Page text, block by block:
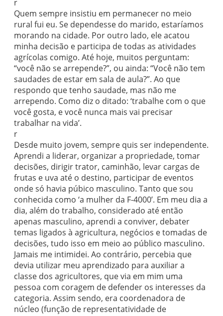
r
Quem sempre insistiu em permanecer no meio
rural fui eu. Se dependesse do marido, estaríamos
morando na cidade. Por outro lado, ele acatou
minha decisão e participa de todas as atividades
agrícolas comigo. Até hoje, muitos perguntam:
“você não se arrepende?”, ou ainda: “Você não tem
saudades de estar em sala de aula?”. Ao que
respondo que tenho saudade, mas não me
arrependo. Como diz o ditado: ‘trabalhe com o que
você gosta, e você nunca mais vai precisar
trabalhar na vida’.
r
Desde muito jovem, sempre quis ser independente.
Aprendi a liderar, organizar a propriedade, tomar
decisões, dirigir trator, caminhão, levar cargas de
frutas e uva até o destino, participar de eventos
onde só havia púbico masculino. Tanto que sou
conhecida como ‘a mulher da F-4000’. Em meu dia a
dia, além do trabalho, considerado até então
apenas masculino, aprendi a conviver, debater
temas ligados à agricultura, negócios e tomadas de
decisões, tudo isso em meio ao público masculino.
Jamais me intimidei. Ao contrário, percebia que
devia utilizar meu aprendizado para auxiliar a
classe dos agricultores, que via em mim uma
pessoa com coragem de defender os interesses da
categoria. Assim sendo, era coordenadora de
núcleo (função de representatividade de